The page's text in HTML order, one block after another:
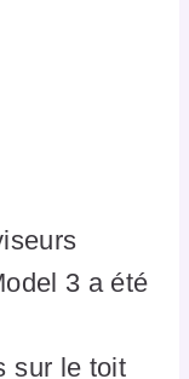
3 a été
sur le toit